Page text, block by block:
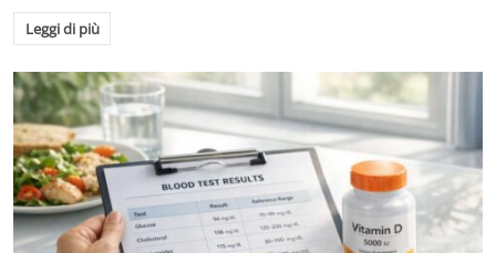
Leggi di più